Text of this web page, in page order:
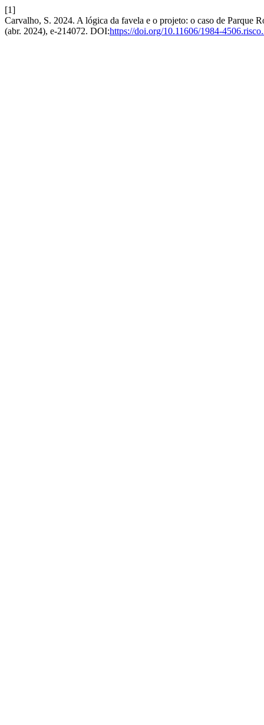
[1]
Carvalho, S. 2024. A lógica da favela e o projeto: o caso de Parque
(abr. 2024), e-214072. DOI:https://doi.org/10.11606/1984-